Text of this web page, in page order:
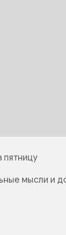
мысли и